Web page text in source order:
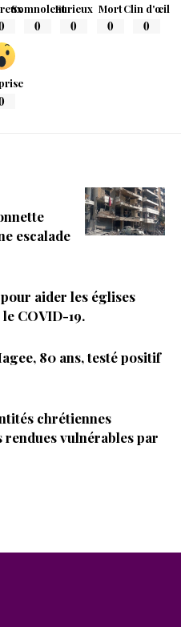
Somnolent
0
Furieux
0
Mort
0
Clin d'œil
0
escalade
aider les églises
COVID-19.
80 ans, testé positif
chrétiennes
rendues vulnérables par